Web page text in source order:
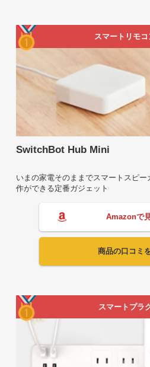
スマートリモコ
SwitchBot Hub Mini
いまの家電そのままでスマートスピ
作ができる定番ガジェット
Amazonで
商品の口コミ
スマートプラ